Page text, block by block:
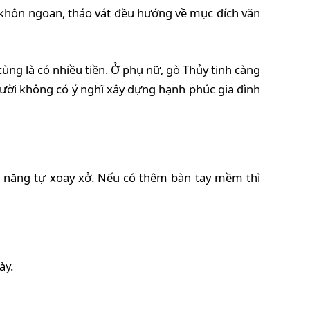
ngoan, tháo vát đều hướng về mục đích văn
là có nhiều tiền. Ở phụ nữ, gò Thủy tinh càng
không có ý nghĩ xây dựng hạnh phúc gia đình
tự xoay xở. Nếu có thêm bàn tay mềm thì